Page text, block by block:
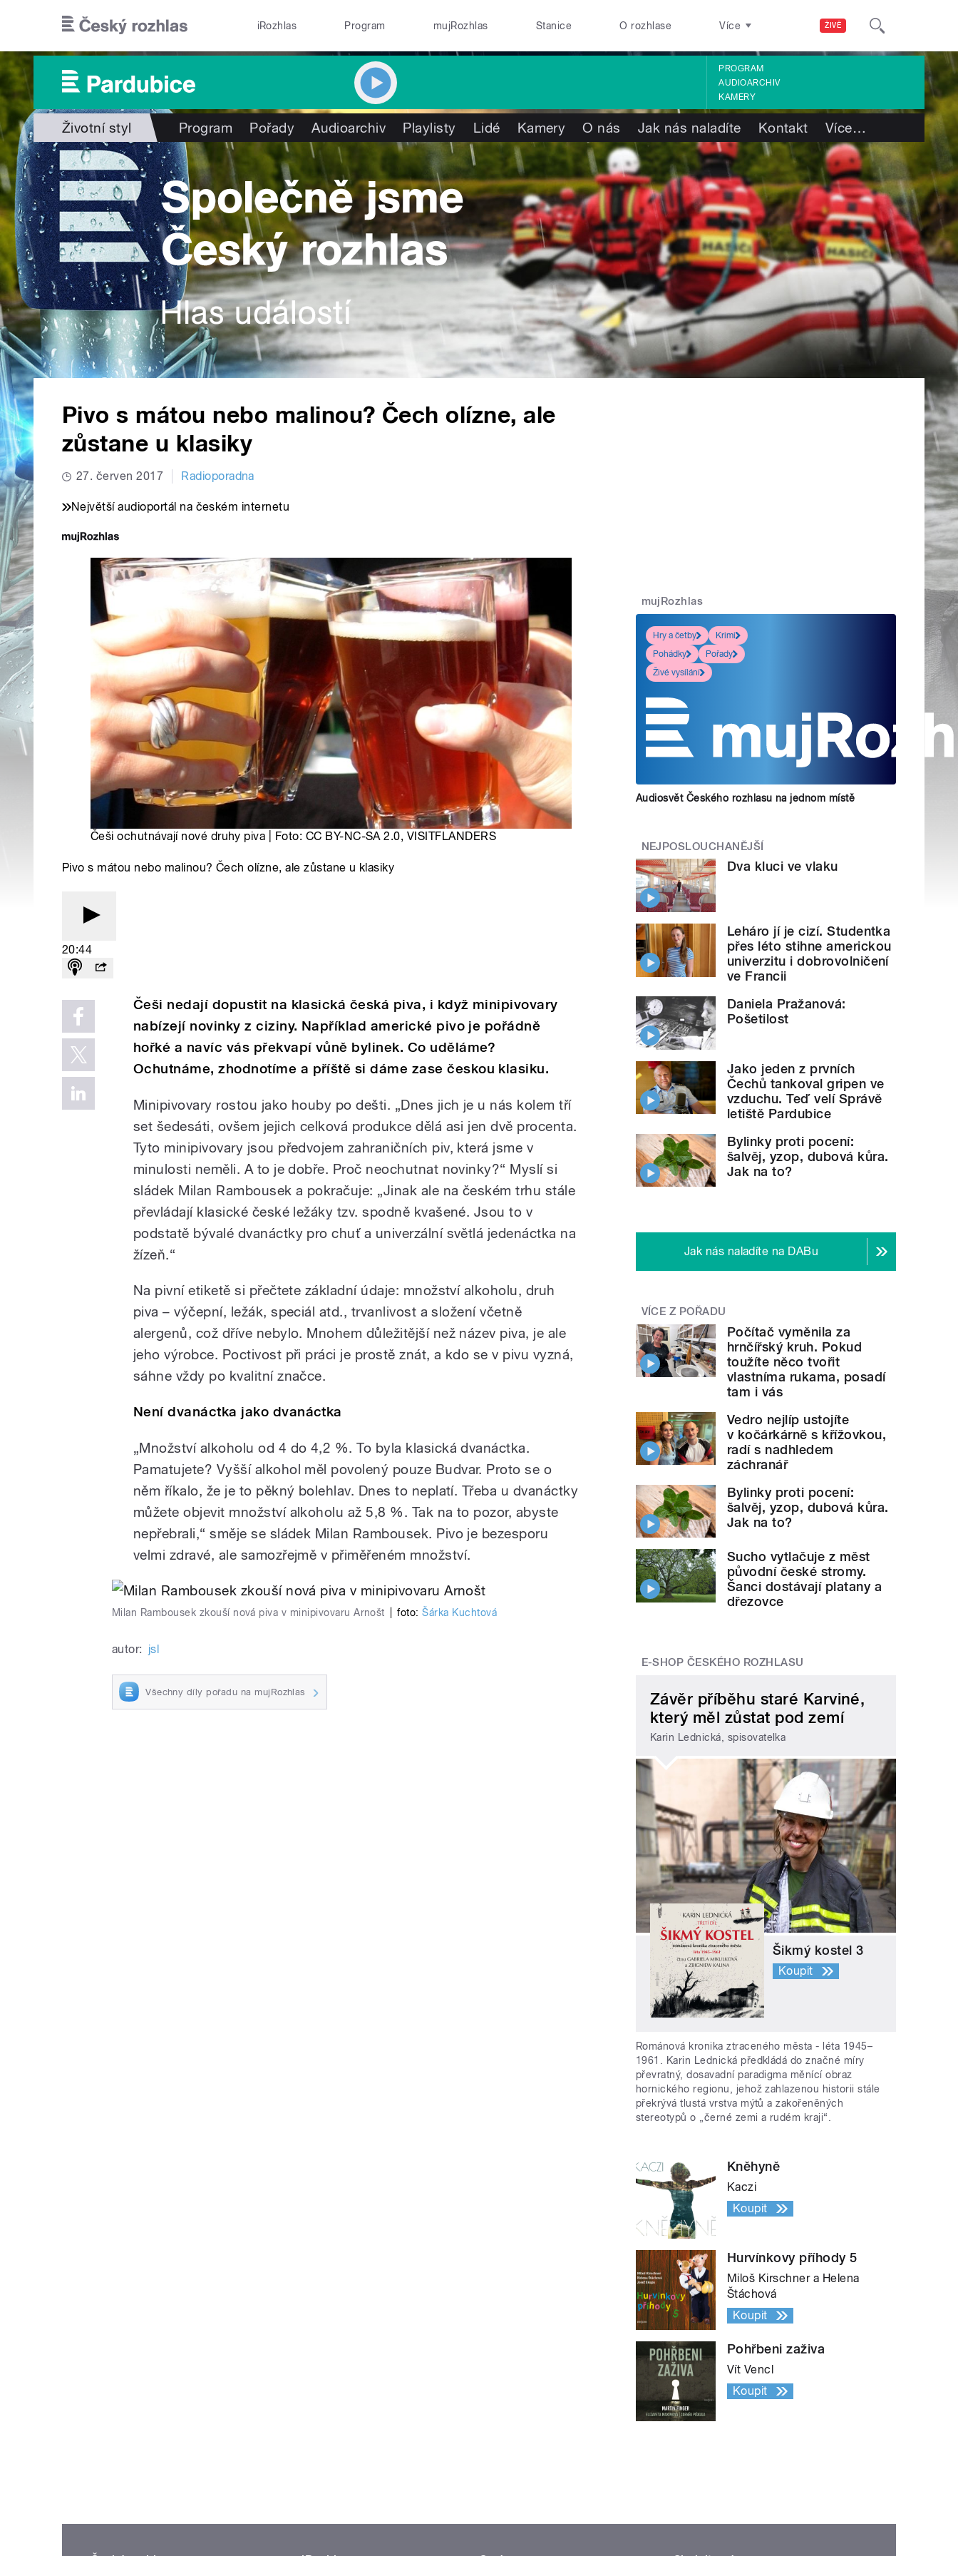
ŽIVĚ
iRozhlas Program mujRozhlas Stanice O rozhlase Více
PROGRAM
AUDIOARCHIV
KAMERY
Životní styl Program Pořady Audioarchiv Playlisty Lidé Kamery O nás Jak nás naladíte Kontakt Více…
Pivo s mátou nebo malinou? Čech olízne, ale
zůstane u klasiky
27. červen 2017 Radioporadna
Největší audioportál na českém internetu
Češi ochutnávají nové druhy piva | Foto: CC BY-NC-SA 2.0, VISITFLANDERS
Pivo s mátou nebo malinou? Čech olízne, ale zůstane u klasiky
20:44
Češi nedají dopustit na klasická česká piva, i když minipivovary
nabízejí novinky z ciziny. Například americké pivo je pořádně
hořké a navíc vás překvapí vůně bylinek. Co uděláme?
Ochutnáme, zhodnotíme a příště si dáme zase českou klasiku.
Minipivovary rostou jako houby po dešti. „Dnes jich je u nás kolem tří
set šedesáti, ovšem jejich celková produkce dělá asi jen dvě procenta.
Tyto minipivovary jsou předvojem zahraničních piv, která jsme v
minulosti neměli. A to je dobře. Proč neochutnat novinky?“ Myslí si
sládek Milan Rambousek a pokračuje: „Jinak ale na českém trhu stále
převládají klasické české ležáky tzv. spodně kvašené. Jsou to v
podstatě bývalé dvanáctky pro chuť a univerzální světlá jedenáctka na
žízeň.“
Na pivní etiketě si přečtete základní údaje: množství alkoholu, druh
piva – výčepní, ležák, speciál atd., trvanlivost a složení včetně
alergenů, což dříve nebylo. Mnohem důležitější než název piva, je ale
jeho výrobce. Poctivost při práci je prostě znát, a kdo se v pivu vyzná,
sáhne vždy po kvalitní značce.
Není dvanáctka jako dvanáctka
„Množství alkoholu od 4 do 4,2 %. To byla klasická dvanáctka.
Pamatujete? Vyšší alkohol měl povolený pouze Budvar. Proto se o
něm říkalo, že je to pěkný bolehlav. Dnes to neplatí. Třeba u dvanáctky
můžete objevit množství alkoholu až 5,8 %. Tak na to pozor, abyste
nepřebrali,“ směje se sládek Milan Rambousek. Pivo je bezesporu
velmi zdravé, ale samozřejmě v přiměřeném množství.
Milan Rambousek zkouší nová piva v minipivovaru Arnošt foto:Šárka Kuchtová
autor: jsl
Všechny díly pořadu na mujRozhlas
mujRozhlas
Hry a četby
Krimi
Pohádky
Pořady
Živé vysílání
Audiosvět Českého rozhlasu na jednom místě
NEJPOSLOUCHANĚJŠÍ
Dva kluci ve vlaku
Leháro jí je cizí. Studentka
přes léto stihne americkou
univerzitu i dobrovolničení
ve Francii
Daniela Pražanová:
Pošetilost
Jako jeden z prvních
Čechů tankoval gripen ve
vzduchu. Teď velí Správě
letiště Pardubice
Bylinky proti pocení:
šalvěj, yzop, dubová kůra.
Jak na to?
Jak nás naladíte na DABu
VÍCE Z POŘADU
Počítač vyměnila za
hrnčířský kruh. Pokud
toužíte něco tvořit
vlastníma rukama, posadí
tam i vás
Vedro nejlíp ustojíte
v kočárkárně s křížovkou,
radí s nadhledem
záchranář
Bylinky proti pocení:
šalvěj, yzop, dubová kůra.
Jak na to?
Sucho vytlačuje z měst
původní české stromy.
Šanci dostávají platany a
dřezovce
E-SHOP ČESKÉHO ROZHLASU
Závěr příběhu staré Karviné,
který měl zůstat pod zemí
Karin Lednická, spisovatelka
Šikmý kostel 3
Koupit
Románová kronika ztraceného města - léta 1945–
1961. Karin Lednická předkládá do značné míry
převratný, dosavadní paradigma měnící obraz
hornického regionu, jehož zahlazenou historii stále
překrývá tlustá vrstva mýtů a zakořeněných
stereotypů o „černé zemi a rudém kraji“.
Kněhyně
Kaczi
Koupit
Hurvínkovy příhody 5
Miloš Kirschner a Helena
Štáchová
Koupit
Pohřbeni zaživa
Vít Vencl
Koupit